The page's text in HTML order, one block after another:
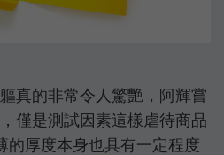
真的非常令人驚艷，阿輝嘗
僅是測試因素這樣虐待商品
的厚度本身也具有一定程度